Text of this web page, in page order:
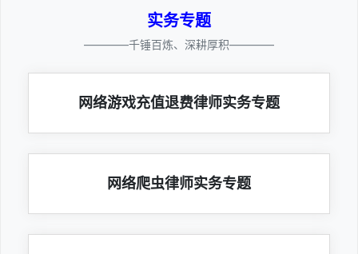
实务专题
————千锤百炼、深耕厚积————
网络游戏充值退费律师实务专题
网络爬虫律师实务专题